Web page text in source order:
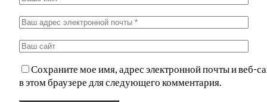
Сохраните мое имя, адрес электронной почты и веб-
в этом браузере для следующего комментария.